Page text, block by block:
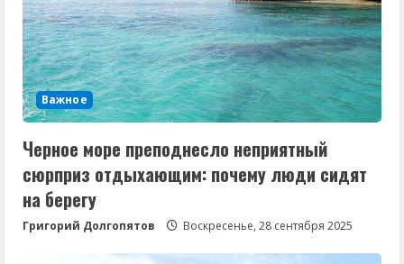
Важное
Черное море преподнесло неприятный
сюрприз отдыхающим: почему люди сидят
на берегу
Григорий Долгопятов Воскресенье, 28 сентября 2025